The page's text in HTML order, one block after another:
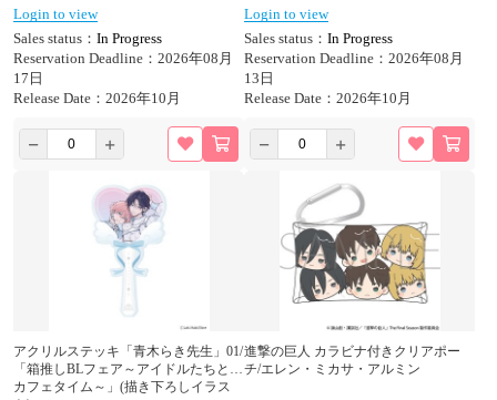
Login to view
Sales status： In Progress
Reservation Deadline：2026年08月
17日
Release Date：2026年10月
Login to view
Sales status： In Progress
Reservation Deadline：2026年08月
13日
Release Date：2026年10月
アクリルステッキ「青木らき先生」01/
「箱推しBLフェア～アイドルたちとの
カフェタイム～」(描き下ろしイラス
進撃の巨人 カラビナ付きクリアポー
チ/エレン・ミカサ・アルミン